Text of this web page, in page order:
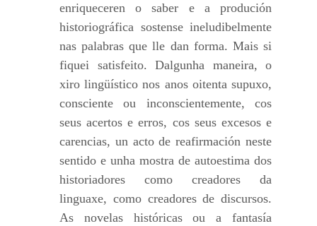
enriqueceren o saber e a produción
historiográfica sostense ineludibelmente
nas palabras que lle dan forma. Mais si
fiquei satisfeito. Dalgunha maneira, o
xiro lingüístico nos anos oitenta supuxo,
consciente ou inconscientemente, cos
seus acertos e erros, cos seus excesos e
carencias, un acto de reafirmación neste
sentido e unha mostra de autoestima dos
historiadores como creadores da
linguaxe, como creadores de discursos.
As novelas históricas ou a fantasía